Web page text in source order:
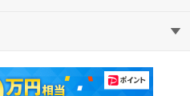
中古マンション
教えて！住まいの先生